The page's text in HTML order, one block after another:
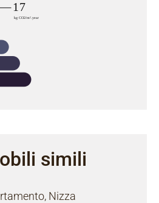
simili
Nizza